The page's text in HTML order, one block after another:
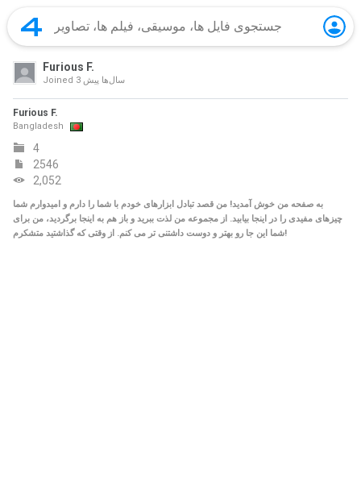
Furious F.
Joined 3 سال‌ها پیش
Furious F.
Bangladesh
4
2546
2,052
به صفحه من خوش آمدید! من قصد تبادل ابزارهای خودم با شما را دارم و امیدوارم شما
چیزهای مفیدی را در اینجا بیابید. از مجموعه من لذت ببرید و باز هم به اینجا برگردید، من برای
شما این جا رو بهتر و دوست داشتنی تر می کنم. از وقتی که گذاشتید متشکرم!